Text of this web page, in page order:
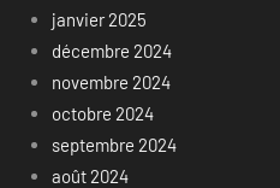
janvier 2025
décembre 2024
novembre 2024
octobre 2024
septembre 2024
août 2024